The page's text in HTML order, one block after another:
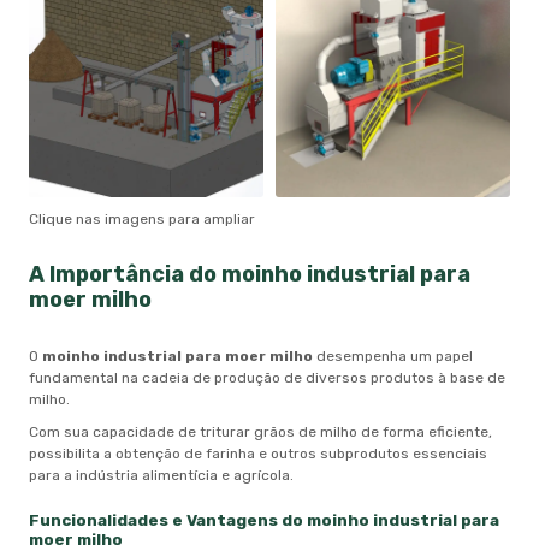
Clique nas imagens para ampliar
A Importância do moinho industrial para
moer milho
O moinho industrial para moer milho desempenha um papel
fundamental na cadeia de produção de diversos produtos à base de
milho.
Com sua capacidade de triturar grãos de milho de forma eficiente,
possibilita a obtenção de farinha e outros subprodutos essenciais
para a indústria alimentícia e agrícola.
Funcionalidades e Vantagens do moinho industrial para
moer milho